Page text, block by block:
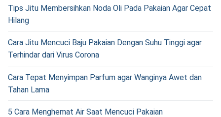
Tips Jitu Membersihkan Noda Oli Pada Pakaian Agar Cepat
Hilang
Cara Jitu Mencuci Baju Pakaian Dengan Suhu Tinggi agar
Terhindar dari Virus Corona
Cara Tepat Menyimpan Parfum agar Wanginya Awet dan
Tahan Lama
5 Cara Menghemat Air Saat Mencuci Pakaian